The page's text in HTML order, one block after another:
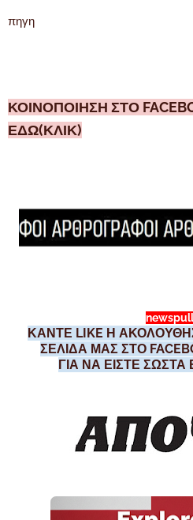
πηγη
ΚΟΙΝΟΠΟΙΗΣΗ ΣΤΟ
ΕΔΩ(ΚΛΙΚ)
ΚΑΝΤΕ LIKE Η
ΣΕΛΙΔΑ ΜΑΣ ΣΤΟ
ΓΙΑ ΝΑ ΕΙΣΤΕ